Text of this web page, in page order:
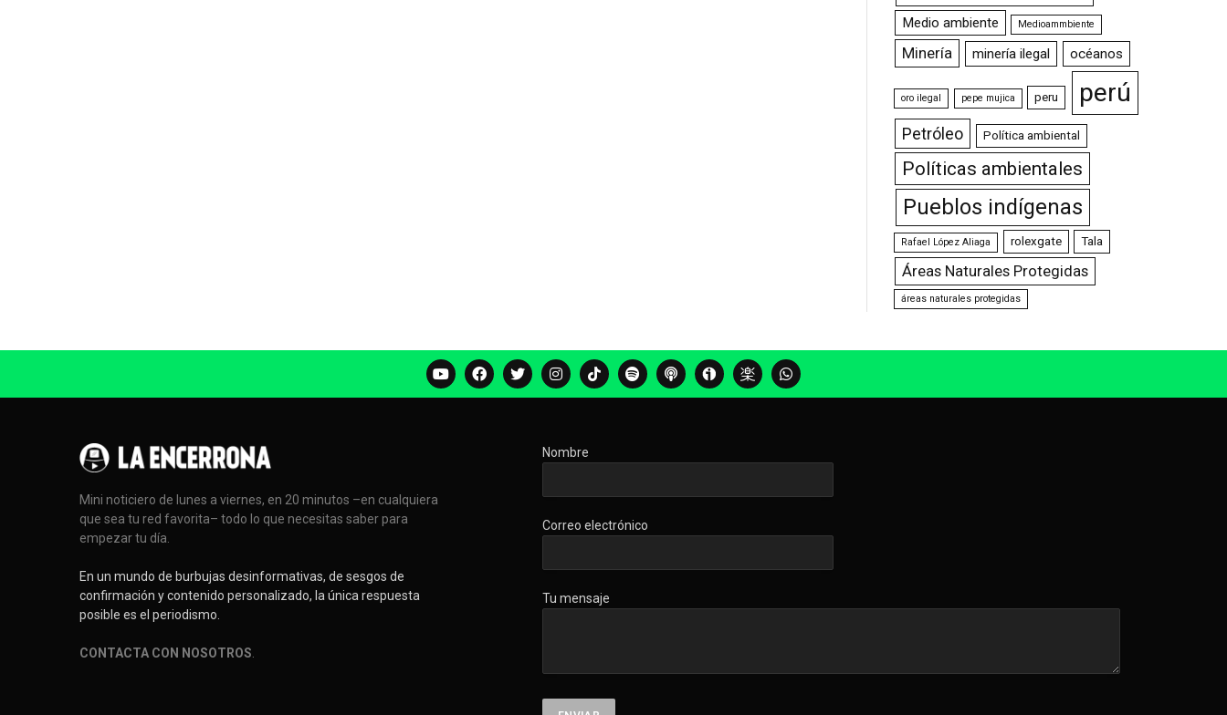
Medio ambiente Medioammbiente
Minería minería ilegal océanos
oro ilegal pepe mujica peru perú
Petróleo Política ambiental
Políticas ambientales
Pueblos indígenas
Rafael López Aliaga rolexgate Tala
Áreas Naturales Protegidas
áreas naturales protegidas
Mini noticiero de lunes a viernes, en 20 minutos –en cualquiera
que sea tu red favorita– todo lo que necesitas saber para
empezar tu día.
En un mundo de burbujas desinformativas, de sesgos de
confirmación y contenido personalizado, la única respuesta
posible es el periodismo.
CONTACTA CON NOSOTROS
Nombre
Correo electrónico
Tu mensaje